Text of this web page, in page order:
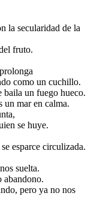
la secularidad de la
fruto.
como un cuchillo.
baila un fuego hueco.
un mar en calma.
se huye.
esparce circulizada.
suelta.
abandono.
pero ya no nos